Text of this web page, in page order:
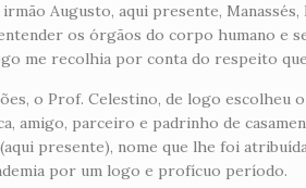
Augusto, aqui presente,
os órgãos do corpo humano e
me recolhia por conta do respeito
o Prof. Celestino, de logo
amigo, parceiro e padrinho de
presente), nome que lhe foi
por um logo e profícuo período.